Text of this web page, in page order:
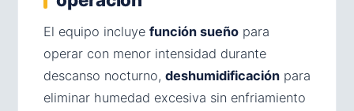
El equipo incluye función sueño para
operar con menor intensidad durante
descanso nocturno, deshumidificación para
eliminar humedad excesiva sin enfriamiento